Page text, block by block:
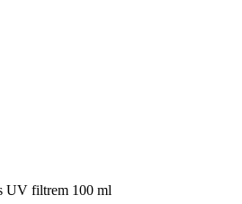
UV filtrem 100 ml